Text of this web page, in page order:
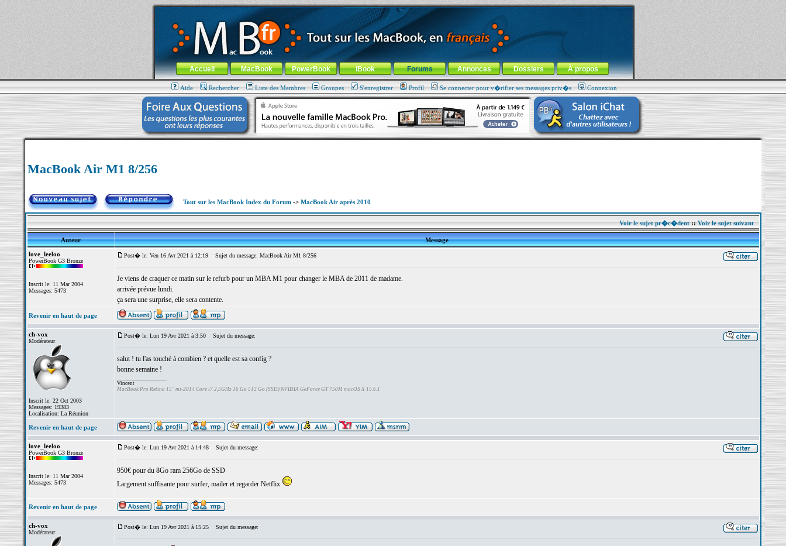
MacBook-fr.com : 100% Apple... 100% nomade !
Aller au contenu-Aller au menu général-Aller au menu de la rubrique
Menu général
Accueil MacBook PowerBook iBook Forums Annonces Dossiers À propos
Aide Rechercher Liste des Membres Groupes S'enregistrer Profil Se connecter pour v�rifier ses messages priv�s Connexion
MacBook Air M1 8/256
Tout sur les MacBook Index du Forum-> MacBook Air après 2010
Voir le sujet pr�c�dent::Voir le sujet suivant
Auteur
Message
love_leeloo
PowerBook G3 Bronze
Inscrit le: 11 Mar 2004
Messages: 5473
Post� le: Ven 16 Avr 2021 à 12:19 Sujet du message: MacBook Air M1 8/256
Je viens de craquer ce matin sur le refurb pour un MBA M1 pour changer le MBA de 2011 de madame.
arrivée prévue lundi.
ça sera une surprise, elle sera contente.
Revenir en haut de page
ch-vox
Modérateur
Inscrit le: 22 Oct 2003
Messages: 19383
Localisation: La Réunion
Post� le: Lun 19 Avr 2021 à 3:50 Sujet du message:
salut ! tu l'as touché à combien ? et quelle est sa config ?
bonne semaine !
Vincent
MacBook Pro Retina 15" mi-2014 Core i7 2,5GHz 16 Go 512 Go (SSD) NVIDIA GeForce GT 750M macOS X 15.6.1
Revenir en haut de page
love_leeloo
PowerBook G3 Bronze
Inscrit le: 11 Mar 2004
Messages: 5473
Post� le: Lun 19 Avr 2021 à 14:48 Sujet du message:
950€ pour du 8Go ram 256Go de SSD
Largement suffisante pour surfer, mailer et regarder Netflix
Revenir en haut de page
ch-vox
Modérateur
Post� le: Lun 19 Avr 2021 à 15:25 Sujet du message: